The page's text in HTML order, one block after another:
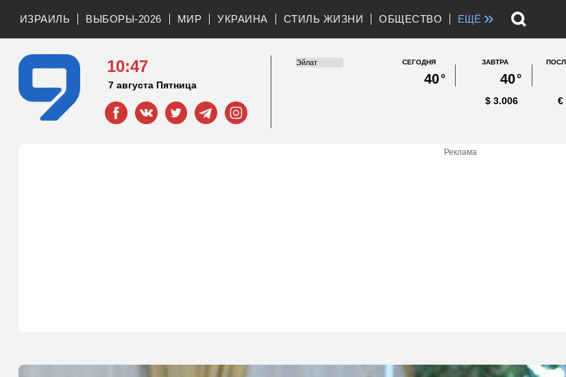
ИЗРАИЛЬ ВЫБОРЫ-2026 МИР УКРАИНА СТИЛЬ ЖИЗНИ ОБЩЕСТВО ЕЩЁ »
10:47
7 августа Пятница
СЕГОДНЯ
40°
ЗАВТРА
40°
3.006
$ €
Реклама